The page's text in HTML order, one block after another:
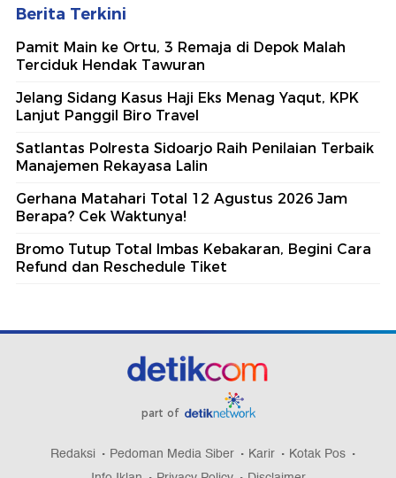
Gerhana Matahari Total 12 Agustus 2026 Jam
Berapa? Cek Waktunya!
Bromo Tutup Total Imbas Kebakaran, Begini Cara
Refund dan Reschedule Tiket
Redaksi Pedoman Media Siber
Download aplikasi detikcom
Copyright @ 2026 detikcom, All right reserved